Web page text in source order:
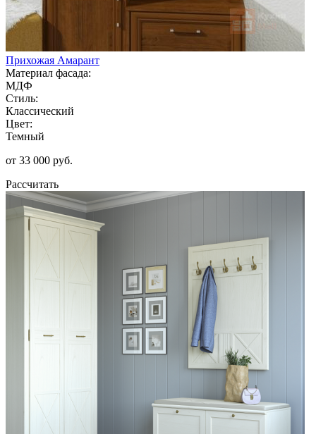
Прихожая Амарант
Материал фасада:
МДФ
Стиль:
Классический
Цвет:
Темный
от 33 000 руб.
Рассчитать